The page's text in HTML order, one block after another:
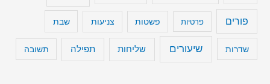
פורים פרטיות פשטות צניעות שבת
שדרות שיעורים שליחות תפילה תשובה